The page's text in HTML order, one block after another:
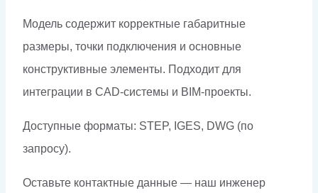
Модель содержит корректные габаритные
размеры, точки подключения и основные
конструктивные элементы. Подходит для
интеграции в CAD-системы и BIM-проекты.
Доступные форматы: STEP, IGES, DWG (по
запросу).
Оставьте контактные данные — наш инженер